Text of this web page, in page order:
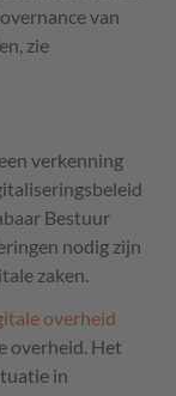
van
zie
verkenning
Bestuur
nodig zijn
zaken.
overheid
overheid. Het
in